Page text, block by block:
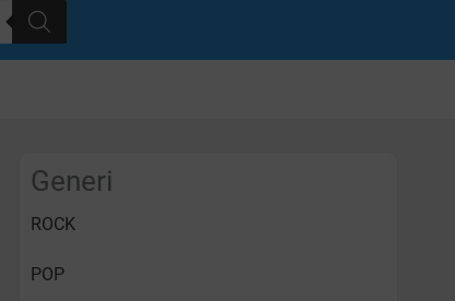
Generi
ROCK
POP